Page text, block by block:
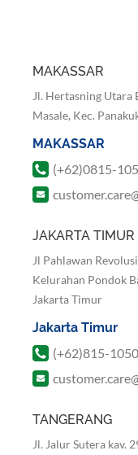
MAKASSAR
Jl. Hertasning Utara
Masale, Kec.
MAKASSAR
(+62)0815-
JAKARTA TIMUR
Jl Pahlawan
Kelurahan Pondok
Jakarta Timur
Jakarta Timur
(+62)815-
TANGERANG
Jl. Jalur Sutera kav.